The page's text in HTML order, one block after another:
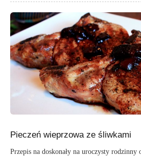
Pieczeń wieprzowa ze śliwkami
Przepis na doskonały na uroczysty rodzinny